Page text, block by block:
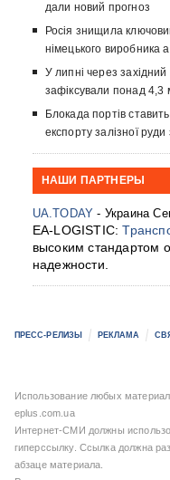
дали новий прогноз
Росія знищила
німецького виробника
У липні через західний
зафіксували понад
Блокада портів
експорту залізної
НАШИ ПАРТНЕРЫ
UA.TODAY - Украина
EA-LOGISTIC:
высоким стандартом
надежности.
ПРЕСС-РЕЛИЗЫ РЕКЛАМА
Использование любых
eplus.com.ua
Интернет-СМИ должны
гиперссылку. Ссылка должна
абзаце материала.